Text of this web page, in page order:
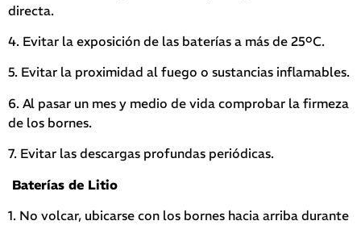
directa.
4. Evitar la exposición de las baterías a más de 25ºC.
5. Evitar la proximidad al fuego o sustancias inflamables.
6. Al pasar un mes y medio de vida comprobar la firmeza
de los bornes.
7. Evitar las descargas profundas periódicas.
Baterías de Litio
1. No volcar, ubicarse con los bornes hacia arriba durante